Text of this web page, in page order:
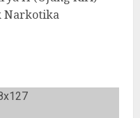
Narkotika